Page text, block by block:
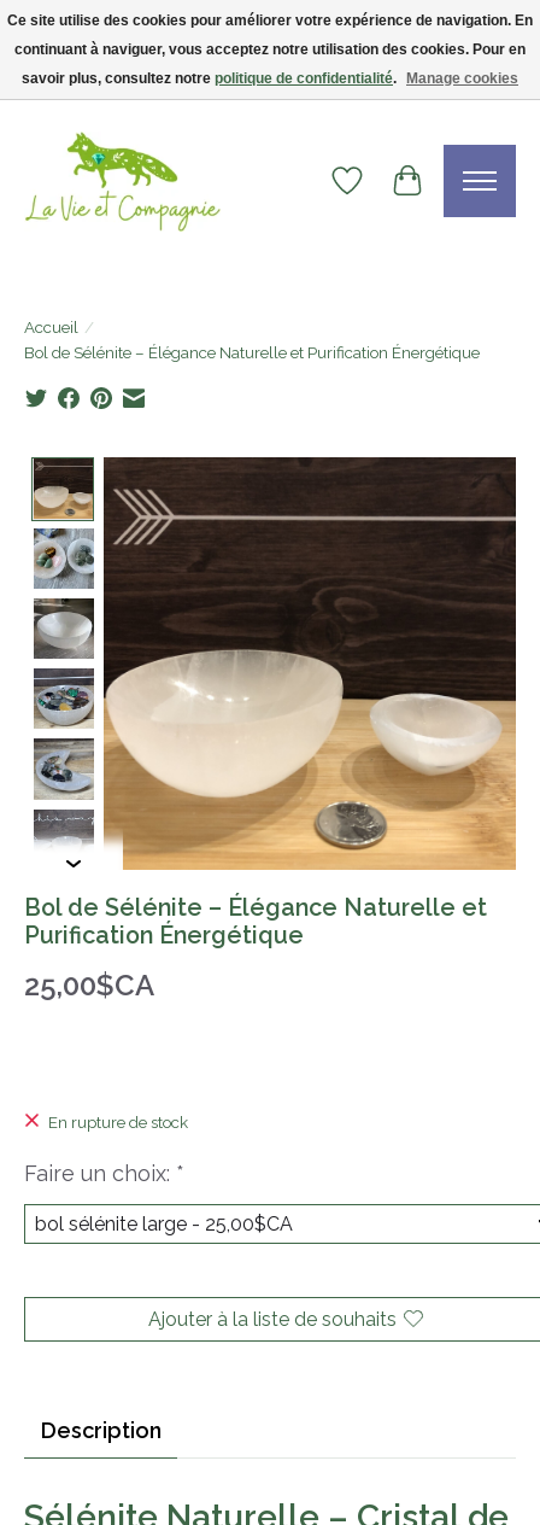
Livraison gratuite dès 75$ — code LVCFREE• Clients USA : visitez la boutique
Liste de souhaits
Panier
Accueil /
Bol de Sélénite – Élégance Naturelle et Purification Énergétique
Product image slideshow Items
Bol de Sélénite – Élégance Naturelle et
Purification Énergétique
25,00$CA
En rupture de stock
Faire un choix: *
Ajouter à la liste de souhaits
Description
Sélénite Naturelle – Cristal de
Ce site utilise des cookies pour améliorer votre expérience de navigation. En
continuant à naviguer, vous acceptez notre utilisation des cookies. Pour en
savoir plus, consultez notre politique de confidentialité. Manage cookies